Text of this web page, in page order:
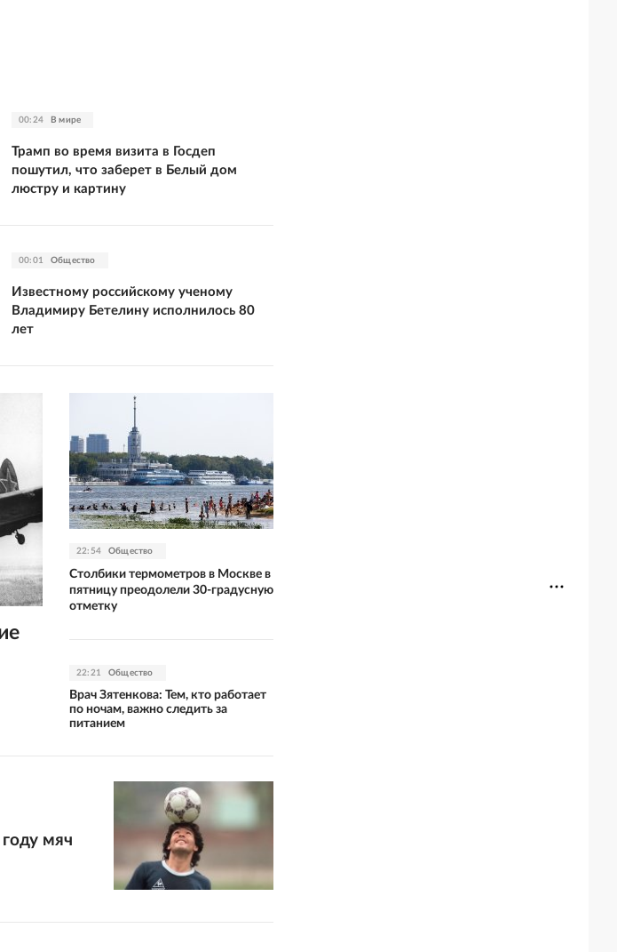
00:24 В мире
Трамп во время визита в Госдеп
пошутил, что заберет в Белый дом
люстру и картину
00:01 Общество
Известному российскому ученому
Владимиру Бетелину исполнилось 80
лет
22:54 Общество
Столбики термометров в Москве в
пятницу преодолели 30-градусную
отметку
22:21 Общество
Врач Зятенкова: Тем, кто работает
по ночам, важно следить за
питанием
мяч